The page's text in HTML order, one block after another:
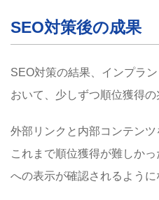
SEO対策後の成果
SEO対策の結果、インプラ
おいて、少しずつ順位獲得の
外部リンクと内部コンテンツ
これまで順位獲得が難しか
への表示が確認されるように